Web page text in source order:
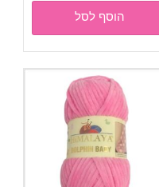
הוסף לסל